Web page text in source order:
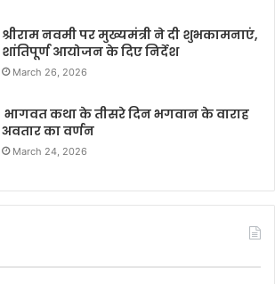
श्रीराम नवमी पर मुख्यमंत्री ने दी शुभकामनाएं,
शांतिपूर्ण आयोजन के दिए निर्देश
March 26, 2026
भागवत कथा के तीसरे दिन भगवान के वाराह
अवतार का वर्णन
March 24, 2026